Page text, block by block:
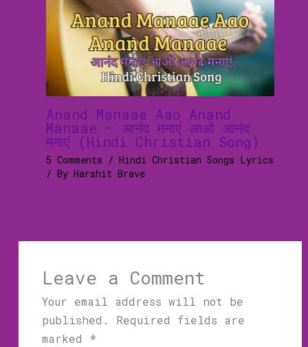
Anand Manaae Aao Anand
Manaae – आनंद मनाएं आओ आनंद
मनाएं (Hindi Christian Song)
5 Comments / Hindi Christian Songs Lyrics
/ By Harshit Brave
Leave a Comment
Your email address will not be
published.
Required fields are
marked *